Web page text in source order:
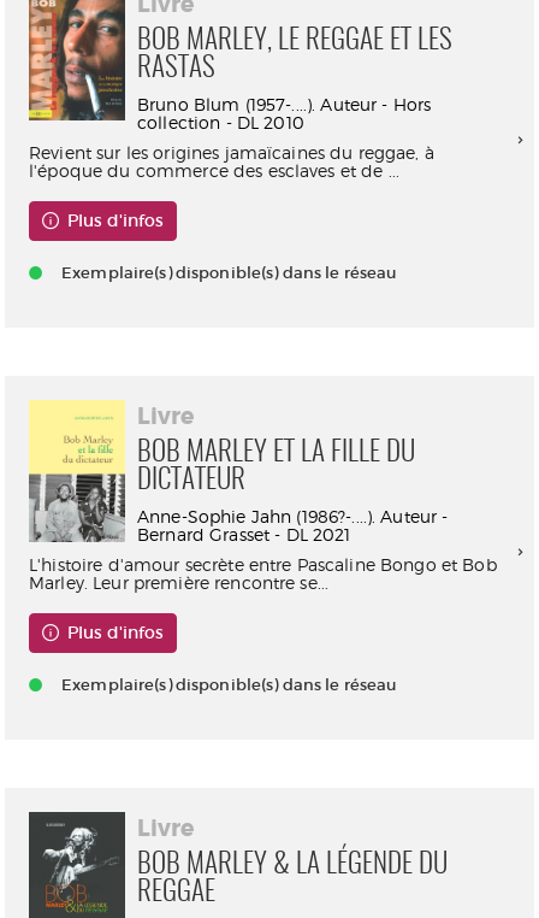
BOB MARLEY, LE REGGAE ET LES
RASTAS
Bruno Blum (1957-....). Auteur - Hors
collection - DL 2010
Revient sur les origines jamaïcaines du reggae, à
l'époque du commerce des esclaves et de ...
Plus d'infos
Exemplaire(s) disponible(s) dans le réseau
Livre
BOB MARLEY ET LA FILLE DU
DICTATEUR
Anne-Sophie Jahn (1986?-....). Auteur -
Bernard Grasset - DL 2021
L'histoire d'amour secrète entre Pascaline Bongo et Bob
Marley. Leur première rencontre se...
Plus d'infos
Exemplaire(s) disponible(s) dans le réseau
Livre
BOB MARLEY & LA LÉGENDE DU
REGGAE